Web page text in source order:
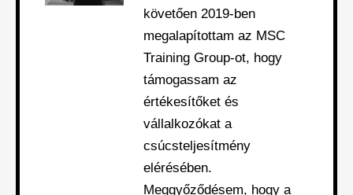
követően 2019-ben
megalapítottam az MSC
Training Group-ot, hogy
támogassam az
értékesítőket és
vállalkozókat a
csúcsteljesítmény
elérésében.
Meggyőződésem, hogy a